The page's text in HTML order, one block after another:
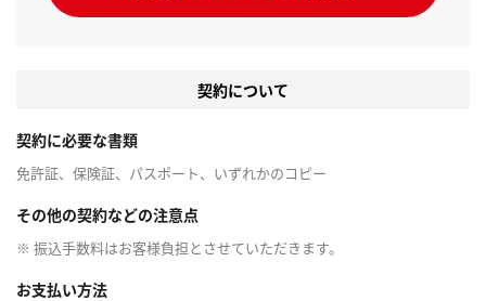
契約について
契約に必要な書類
免許証、保険証、パスポート、いずれかのコピー
その他の契約などの注意点
※ 振込手数料はお客様負担とさせていただきます。
お支払い方法